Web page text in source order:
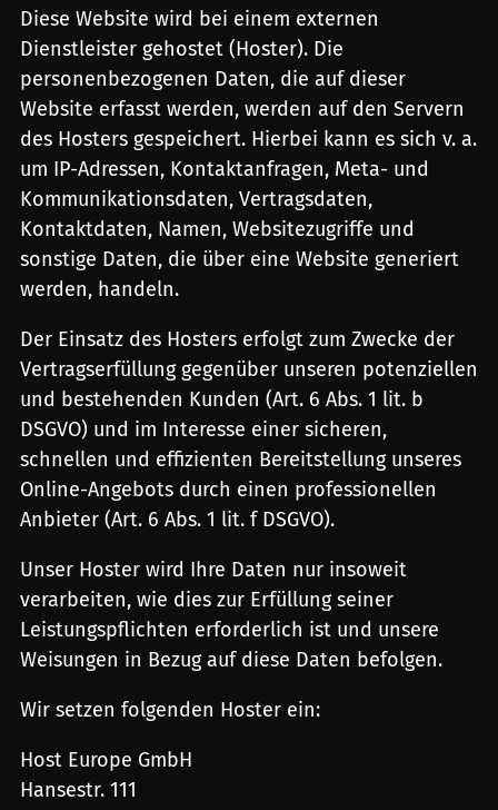
Diese Website wird bei einem externen
Dienstleister gehostet (Hoster). Die
personenbezogenen Daten, die auf dieser
Website erfasst werden, werden auf den Servern
des Hosters gespeichert. Hierbei kann es sich v. a.
um IP-Adressen, Kontaktanfragen, Meta- und
Kommunikationsdaten, Vertragsdaten,
Kontaktdaten, Namen, Websitezugriffe und
sonstige Daten, die über eine Website generiert
werden, handeln.
Der Einsatz des Hosters erfolgt zum Zwecke der
Vertragserfüllung gegenüber unseren potenziellen
und bestehenden Kunden (Art. 6 Abs. 1 lit. b
DSGVO) und im Interesse einer sicheren,
schnellen und effizienten Bereitstellung unseres
Online-Angebots durch einen professionellen
Anbieter (Art. 6 Abs. 1 lit. f DSGVO).
Unser Hoster wird Ihre Daten nur insoweit
verarbeiten, wie dies zur Erfüllung seiner
Leistungspflichten erforderlich ist und unsere
Weisungen in Bezug auf diese Daten befolgen.
Wir setzen folgenden Hoster ein:
Host Europe GmbH
Hansestr. 111